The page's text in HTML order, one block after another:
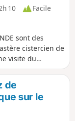
10
Facile
sont des
cistercien de
visite du
de
sur le